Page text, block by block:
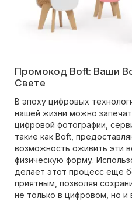
Промокод Boft: Ваши
Свете
В эпоху цифровых
нашей жизни можно
цифровой фотографии,
такие как Boft,
возможность оживить эти
физическую форму.
делает этот процесс еще
приятным, позволяя
не только в цифровом, но и